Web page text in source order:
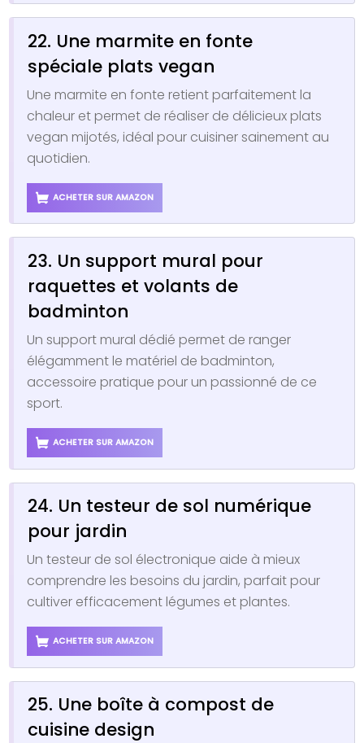
22. Une marmite en fonte
spéciale plats vegan
Une marmite en fonte retient parfaitement la
chaleur et permet de réaliser de délicieux plats
vegan mijotés, idéal pour cuisiner sainement au
quotidien.
ACHETER SUR AMAZON
23. Un support mural pour
raquettes et volants de
badminton
Un support mural dédié permet de ranger
élégamment le matériel de badminton,
accessoire pratique pour un passionné de ce
sport.
ACHETER SUR AMAZON
24. Un testeur de sol numérique
pour jardin
Un testeur de sol électronique aide à mieux
comprendre les besoins du jardin, parfait pour
cultiver efficacement légumes et plantes.
ACHETER SUR AMAZON
25. Une boîte à compost de
cuisine design